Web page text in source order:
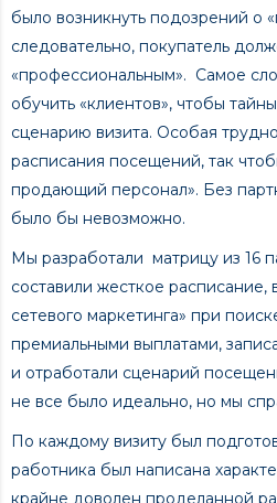
было возникнуть подозрений о
следовательно, покупатель
«профессиональным». Самое
обучить «клиентов», чтобы
сценарию визита. Особая
расписания посещений, так
продающий персонал». Без
было бы невозможно.
Мы разработали матрицу из 16
составили жесткое расписание,
сетевого маркетинга» при
премиальными выплатами,
и отработали сценарий
не все было идеально, но мы
По каждому визиту был
работника был написана
крайне доволен проделанной